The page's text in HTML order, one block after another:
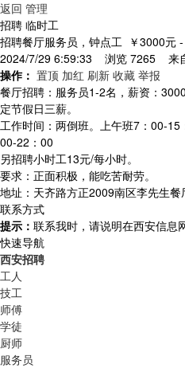
返回 管理
招聘 临时工
招聘餐厅服务员，钟点工 ￥3000元
2024/7/29 6:59:33 浏览 7265 来
操作： 置顶 加红 刷新 收藏 举报
餐厅招聘：服务员1-2名，薪资：
定节假日三薪。
工作时间：两倒班。上午班7：00-15
00-22：00
另招聘小时工13元/每小时。
要求：正面积极，能吃苦耐劳。
地址：天齐路方正2009南区李先生餐
联系方式
提示： 联系我时，请说明在西安信息
快速导航
西安招聘
工人
技工
师傅
学徒
厨师
服务员